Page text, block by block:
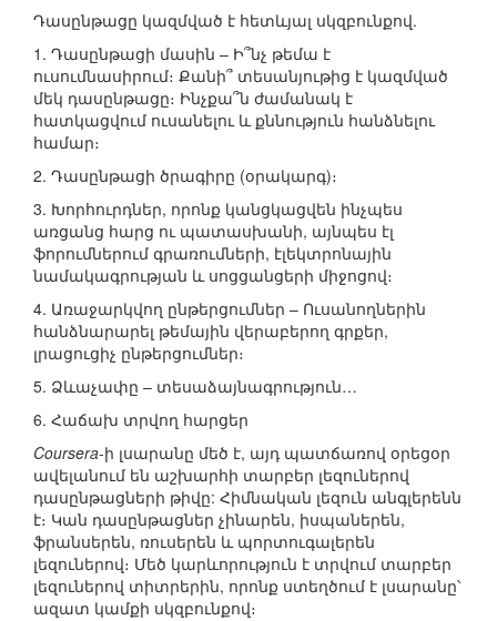
Դասընթացը կազմված է հետևյալ սկզբունքով.
1. Դասընթացի մասին – Ի՞նչ թեմա է
ուսումնասիրում։ Քանի՞ տեսանյութից է կազմված
մեկ դասընթացը։ Ինչքա՞ն ժամանակ է
հատկացվում ուսանելու և քննություն հանձնելու
համար։
2. Դասընթացի ծրագիրը (օրակարգ)։
3. Խորհուրդներ, որոնք կանցկացվեն ինչպես
առցանց հարց ու պատասխանի, այնպես էլ
ֆորումներում գրառումների, էլեկտրոնային
նամակագրության և սոցցանցերի միջոցով։
4. Առաջարկվող ընթերցումներ – Ուսանողներին
հանձնարարել թեմային վերաբերող գրքեր,
լրացուցիչ ընթերցումներ։
5. Ձևաչափը – տեսաձայնագրություն…
6. Հաճախ տրվող հարցեր
Coursera-ի լսարանը մեծ է, այդ պատճառով օրեցօր
ավելանում են աշխարհի տարբեր լեզուներով
դասընթացների թիվը: Հիմնական լեզուն անգլերենն
է։ Կան դասընթացներ չինարեն, իսպաներեն,
ֆրանսերեն, ռուսերեն և պորտուգալերեն
լեզուներով։ Մեծ կարևորություն է տրվում տարբեր
լեզուներով տիտրերին, որոնք ստեղծում է լսարանը՝
ազատ կամքի սկզբունքով։